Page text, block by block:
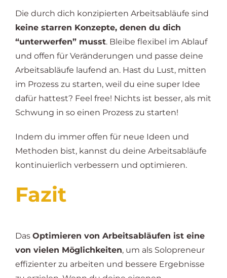
Die durch dich konzipierten Arbeitsabläufe sind
keine starren Konzepte, denen du dich
“unterwerfen” musst. Bleibe flexibel im Ablauf
und offen für Veränderungen und passe deine
Arbeitsabläufe laufend an. Hast du Lust, mitten
im Prozess zu starten, weil du eine super Idee
dafür hattest? Feel free! Nichts ist besser, als mit
Schwung in so einen Prozess zu starten!
Indem du immer offen für neue Ideen und
Methoden bist, kannst du deine Arbeitsabläufe
kontinuierlich verbessern und optimieren.
Fazit
Das Optimieren von Arbeitsabläufen ist eine
von vielen Möglichkeiten, um als Solopreneur
effizienter zu arbeiten und bessere Ergebnisse